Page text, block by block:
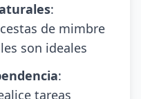
:
de mimbre
son ideales
:
tareas